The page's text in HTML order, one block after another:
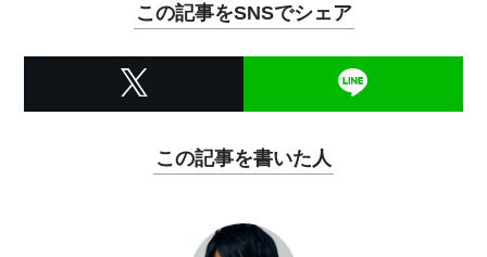
この記事をSNSでシェア
この記事を書いた人